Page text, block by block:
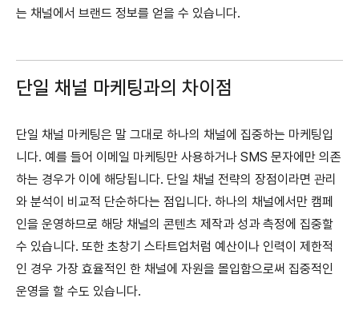
는 채널에서 브랜드 정보를 얻을 수 있습니다.
단일 채널 마케팅과의 차이점
단일 채널 마케팅은 말 그대로 하나의 채널에 집중하는 마케팅입
니다. 예를 들어 이메일 마케팅만 사용하거나 SMS 문자에만 의존
하는 경우가 이에 해당됩니다. 단일 채널 전략의 장점이라면 관리
와 분석이 비교적 단순하다는 점입니다. 하나의 채널에서만 캠페
인을 운영하므로 해당 채널의 콘텐츠 제작과 성과 측정에 집중할
수 있습니다. 또한 초창기 스타트업처럼 예산이나 인력이 제한적
인 경우 가장 효율적인 한 채널에 자원을 몰입함으로써 집중적인
운영을 할 수도 있습니다.